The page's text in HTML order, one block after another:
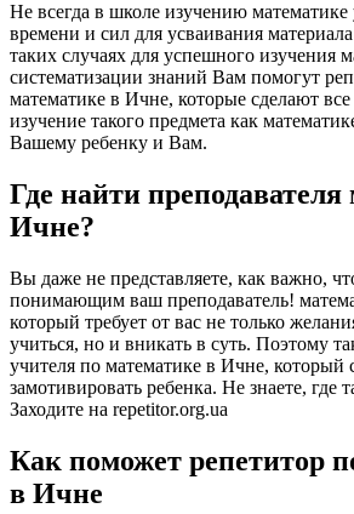
Не всегда в школе изучению математике
времени и сил для усваивания
таких случаях для успешного изучения
систематизации знаний Вам помогут
математике в Ичне, которые сделают
изучение такого предмета как
Вашему ребенку и Вам.
Где найти преподавателя
Ичне?
Вы даже не представляете, как важно,
понимающим ваш преподаватель!
который требует от вас не только
учиться, но и вникать в суть. Поэтому
учителя по математике в Ичне, который
замотивировать ребенка. Не знаете, где
Заходите на repetitor.org.ua
Как поможет репетитор
в Ичне